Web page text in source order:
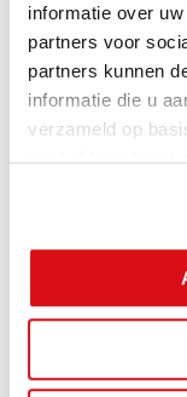
informatie over
partners voor
partners kunnen
informatie die u
verzameld op
gaat akkoord met